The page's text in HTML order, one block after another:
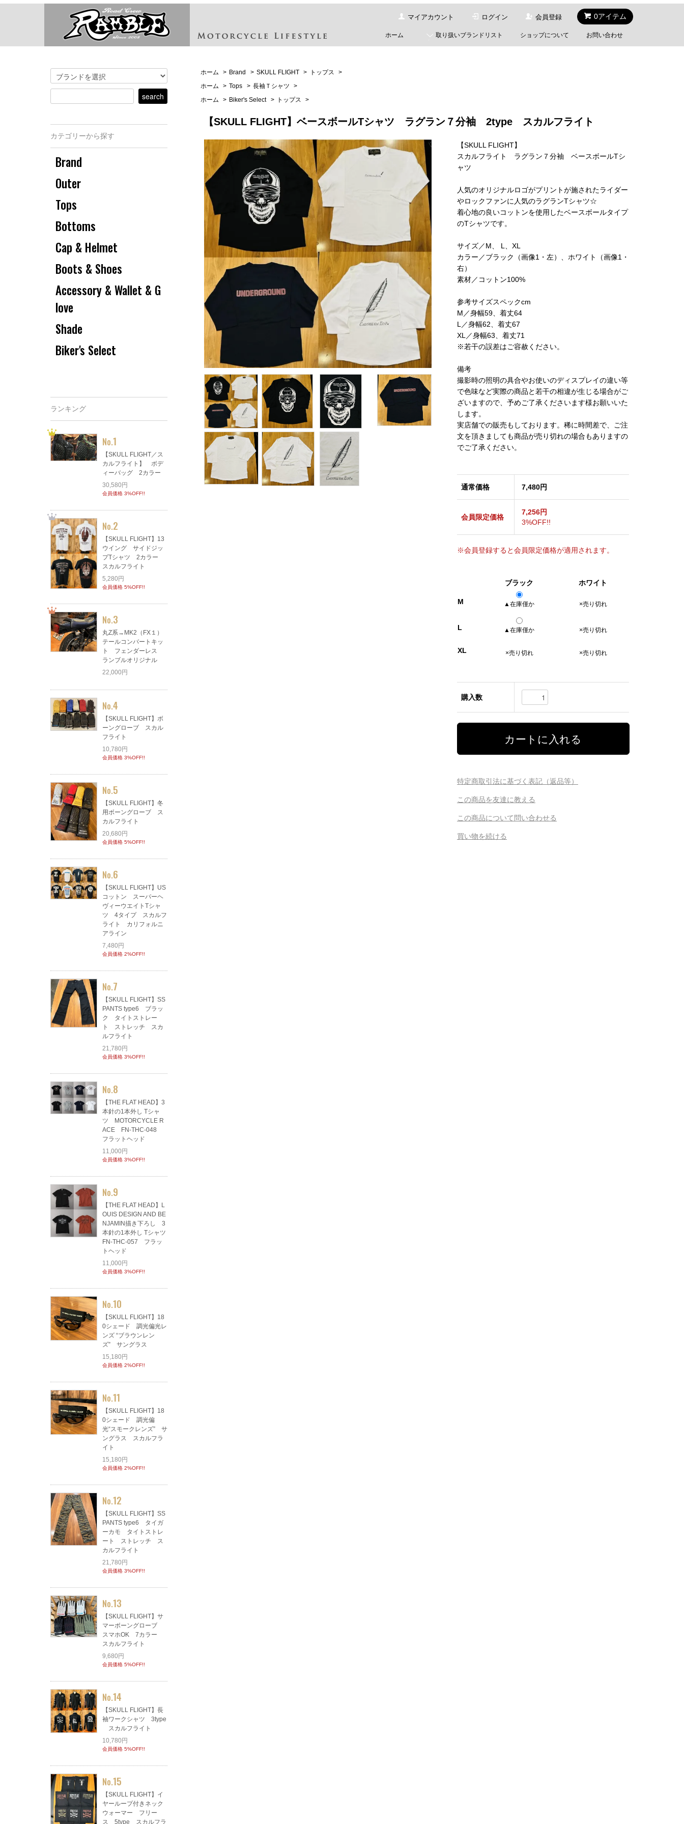
0アイテム
マイアカウント ログイン 会員登録
ホーム 取り扱いブランドリスト ショップについて お問い合わせ
ホーム > Brand > SKULL FLIGHT > トップス
>
ホーム
> Tops > 長袖Ｔシャツ
>
ホーム
> Biker's Select > トップス >
【SKULL FLIGHT】ベースボールTシャツ ラグラン７分袖 2type スカルフライト
【SKULL FLIGHT】
スカルフライト ラグラン７分袖 ベースボールTシ
ャツ
人気のオリジナルロゴがプリントが施されたライダー
やロックファンに人気のラグランTシャツ☆
着心地の良いコットンを使用したベースボールタイプ
のTシャツです。
サイズ／M、 L、XL
カラー／ブラック（画像1・左）、ホワイト（画像1・
右）
素材／コットン100%
参考サイズスペックcm
M／身幅59、着丈64
L／身幅62、着丈67
XL／身幅63、着丈71
※若干の誤差はご容赦ください。
備考
撮影時の照明の具合やお使いのディスプレイの違い等
で色味など実際の商品と若干の相違が生じる場合がご
ざいますので、予めご了承くださいます様お願いいた
します。
実店舗での販売もしております。稀に時間差で、ご注
文を頂きましても商品が売り切れの場合もありますの
でご了承ください。
通常価格 7,480円
会員限定価格
7,256円
3%OFF!!
※会員登録すると会員限定価格が適用されます。
ブラック ホワイト
M ▲在庫僅か ×売り切れ
L ▲在庫僅か ×売り切れ
XL ×売り切れ ×売り切れ
購入数
特定商取引法に基づく表記（返品等）
この商品を友達に教える
この商品について問い合わせる
買い物を続ける
カテゴリーから探す
Brand
Outer
Tops
Bottoms
Cap & Helmet
Boots & Shoes
Accessory & Wallet & G
love
Shade
Biker's Select
ランキング
No.1
【SKULL FLIGHT／ス
カルフライト】 ボデ
ィーバッグ 2カラー
30,580円
会員価格 3%OFF!!
No.2
【SKULL FLIGHT】13
ウイング サイドジッ
プTシャツ 2カラー
スカルフライト
5,280円
会員価格 5%OFF!!
No.3
丸Z系→MK2（FX１）
テールコンバートキッ
ト フェンダーレス
ランブルオリジナル
22,000円
No.4
【SKULL FLIGHT】ボ
ーングローブ スカル
フライト
10,780円
会員価格 3%OFF!!
No.5
【SKULL FLIGHT】冬
用ボーングローブ ス
カルフライト
20,680円
会員価格 5%OFF!!
No.6
【SKULL FLIGHT】US
コットン スーパーヘ
ヴィーウエイトTシャ
ツ 4タイプ スカルフ
ライト カリフォルニ
アライン
7,480円
会員価格 2%OFF!!
No.7
【SKULL FLIGHT】SS
PANTS type6 ブラッ
ク タイトストレー
ト ストレッチ スカ
ルフライト
21,780円
会員価格 3%OFF!!
No.8
【THE FLAT HEAD】3
本針の1本外し Tシャ
ツ MOTORCYCLE R
ACE FN-THC-048
フラットヘッド
11,000円
会員価格 3%OFF!!
No.9
【THE FLAT HEAD】L
OUIS DESIGN AND BE
NJAMIN描き下ろし 3
本針の1本外し Tシャツ
FN-THC-057 フラッ
トヘッド
11,000円
会員価格 3%OFF!!
No.10
【SKULL FLIGHT】18
0シェード 調光偏光レ
ンズ “ブラウンレン
ズ” サングラス
15,180円
会員価格 2%OFF!!
No.11
【SKULL FLIGHT】18
0シェード 調光偏
光“スモークレンズ” サ
ングラス スカルフラ
イト
15,180円
会員価格 2%OFF!!
No.12
【SKULL FLIGHT】SS
PANTS type6 タイガ
ーカモ タイトストレ
ート ストレッチ ス
カルフライト
21,780円
会員価格 3%OFF!!
No.13
【SKULL FLIGHT】サ
マーボーングローブ
スマホOK 7カラー
スカルフライト
9,680円
会員価格 5%OFF!!
No.14
【SKULL FLIGHT】長
袖ワークシャツ 3type
スカルフライト
10,780円
会員価格 5%OFF!!
No.15
【SKULL FLIGHT】イ
ヤーループ付きネック
ウォーマー フリー
ス 5type スカルフラ